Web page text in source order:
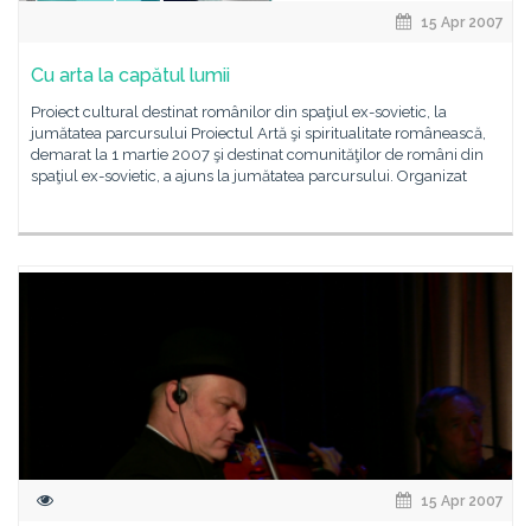
15 Apr 2007
Cu arta la capătul lumii
Proiect cultural destinat românilor din spaţiul ex-sovietic, la
jumătatea parcursului Proiectul Artă şi spiritualitate românească,
demarat la 1 martie 2007 şi destinat comunităţilor de români din
spaţiul ex-sovietic, a ajuns la jumătatea parcursului. Organizat
15 Apr 2007